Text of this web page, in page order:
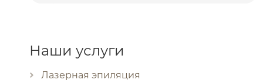
Наши услуги
Лазерная эпиляция